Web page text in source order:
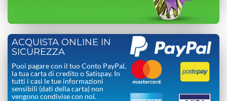
ACQUISTA ONLINE IN
SICUREZZA
Puoi pagare con il tuo Conto PayPal,
la tua carta di credito o Satispay. In
tutti i casi le tue informazioni
sensibili (dati della carta) non
vengono condivise con noi.